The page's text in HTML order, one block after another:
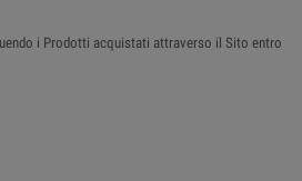
i Prodotti acquistati attraverso il Sito entro